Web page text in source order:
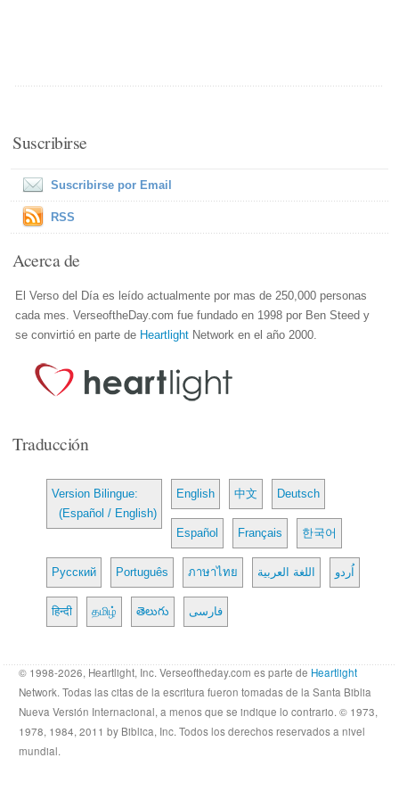
Suscribirse
Suscribirse por Email
RSS
Acerca de
El Verso del Día es leído actualmente por mas de 250,000 personas
cada mes. VerseoftheDay.com fue fundado en 1998 por Ben Steed y
se convirtió en parte de Heartlight Network en el año 2000.
Traducción
Version Bilingue:
(Español / English)
English 中文 Deutsch
Español Français 한국어
Русский Português ภาษาไทย اللغة العربية اُردو
हिन्दी தமிழ் తెలుగు فارسی
© 1998-2026, Heartlight, Inc. Verseoftheday.com es parte de Heartlight
Network. Todas las citas de la escritura fueron tomadas de la Santa Biblia
Nueva Versión Internacional, a menos que se indique lo contrario. © 1973,
1978, 1984, 2011 by Biblica, Inc. Todos los derechos reservados a nivel
mundial.